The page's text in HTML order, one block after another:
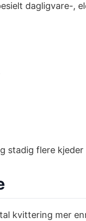
dagligvare-,
flere
kvittering mer